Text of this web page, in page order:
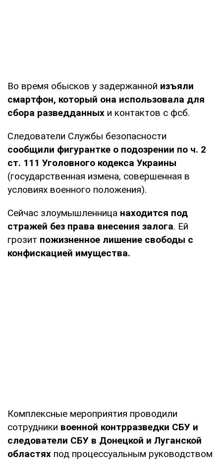
Во время обысков у задержанной изъяли
смартфон, который она использовала для
сбора разведданных и контактов с фсб.
Следователи Службы безопасности
сообщили фигурантке о подозрении по ч. 2
ст. 111 Уголовного кодекса Украины
(государственная измена, совершенная в
условиях военного положения).
Сейчас злоумышленница находится под
стражей без права внесения залога. Ей
грозит пожизненное лишение свободы с
конфискацией имущества.
Комплексные мероприятия проводили
сотрудники военной контрразведки СБУ и
следователи СБУ в Донецкой и Луганской
областях под процессуальным руководством